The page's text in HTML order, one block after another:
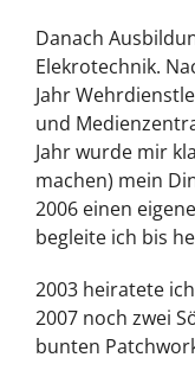
Danach
Elekrotechnik.
Jahr
und
Jahr wurde mir
machen) mein
2006 einen
begleite ich bis
2003 heiratete
2007 noch zwei
bunten